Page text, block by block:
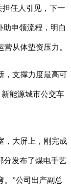
担任人引见，下一
助申领流程，明白
从体垫资压力。
支撑力度最高可
能源城市公交车
大屏上，刚完成
分发布了煤电手艺
。”公司出产副总